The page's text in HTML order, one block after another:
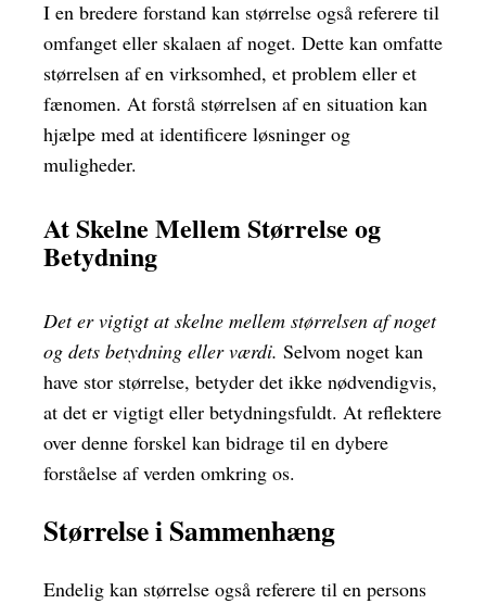
I en bredere forstand kan størrelse også referere til
omfanget eller skalaen af noget. Dette kan omfatte
størrelsen af en virksomhed, et problem eller et
fænomen. At forstå størrelsen af en situation kan
hjælpe med at identificere løsninger og
muligheder.
At Skelne Mellem Størrelse og
Betydning
Det er vigtigt at skelne mellem størrelsen af noget
og dets betydning eller værdi. Selvom noget kan
have stor størrelse, betyder det ikke nødvendigvis,
at det er vigtigt eller betydningsfuldt. At reflektere
over denne forskel kan bidrage til en dybere
forståelse af verden omkring os.
Størrelse i Sammenhæng
Endelig kan størrelse også referere til en persons